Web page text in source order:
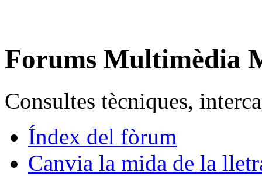
Forums Multimèdia
Consultes tècniques,
Índex del fòrum
Canvia la mida de la